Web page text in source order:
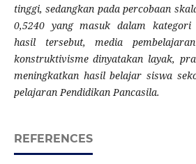
tinggi, sedangkan pada percobaan
0,5240 yang masuk dalam kategori
hasil tersebut, media
konstruktivisme dinyatakan layak,
meningkatkan hasil belajar siswa
pelajaran Pendidikan Pancasila.
REFERENCES